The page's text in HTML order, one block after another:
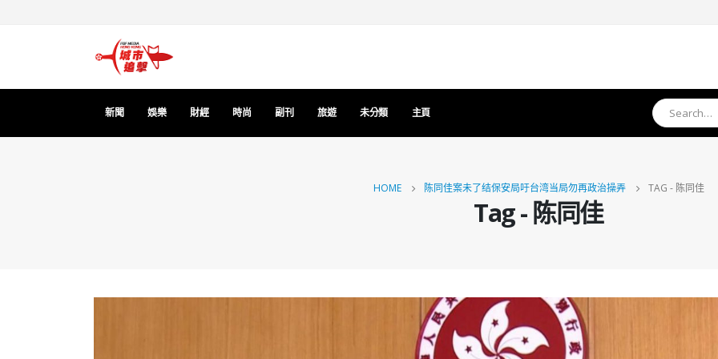
新聞 娛樂 財經 時尚 副刊 旅遊 未分類 主頁
HOME 陈同佳案未了结保安局吁台湾当局勿再政治操弄 TAG - 陈同佳
Tag - 陈同佳